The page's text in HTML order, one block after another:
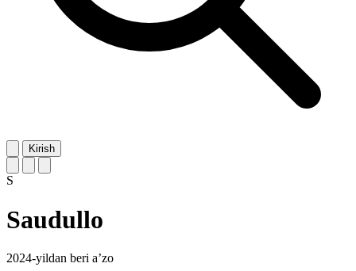
Kirish
S
Saudullo
2024-yildan beri a’zo